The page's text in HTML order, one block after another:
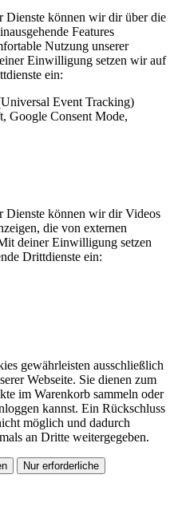
Dienste können wir dir über die
Features
Nutzung unserer
Einwilligung setzen wir auf
ein:
Event Tracking)
Google Consent Mode,
Dienste können wir dir Videos
die von externen
deiner Einwilligung setzen
Drittdienste ein:
gewährleisten ausschließlich
Webseite. Sie dienen zum
im Warenkorb sammeln oder
kannst. Ein Rückschluss
möglich und dadurch
an Dritte weitergegeben.
Nur erforderliche